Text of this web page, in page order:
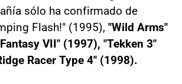
sólo ha confirmado de
Flash!" (1995), "Wild Arms"
VII" (1997), "Tekken 3"
Racer Type 4" (1998).